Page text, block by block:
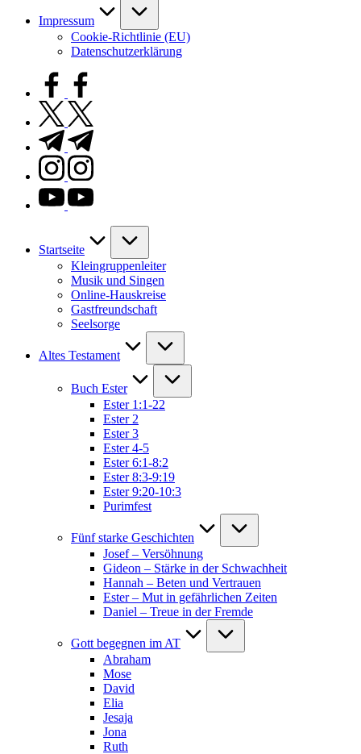
Impressum
Cookie-Richtlinie (EU)
Datenschutzerklärung
facebook.com
twitter.com
t.me
instagram.com
youtube.com
Startseite
Kleingruppenleiter
Musik und Singen
Online-Hauskreise
Gastfreundschaft
Seelsorge
Altes Testament
Buch Ester
Ester 1:1-22
Ester 2
Ester 3
Ester 4-5
Ester 6:1-8:2
Ester 8:3-9:19
Ester 9:20-10:3
Purimfest
Fünf starke Geschichten
Josef – Versöhnung
Gideon – Stärke in der Schwachheit
Hannah – Beten und Vertrauen
Ester – Mut in gefährlichen Zeiten
Daniel – Treue in der Fremde
Gott begegnen im AT
Abraham
Mose
David
Elia
Jesaja
Jona
Ruth